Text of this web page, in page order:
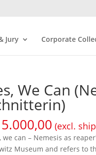
Jury Corporate
We Can
(excl.
we can – Nemesis as
Museum and refers to